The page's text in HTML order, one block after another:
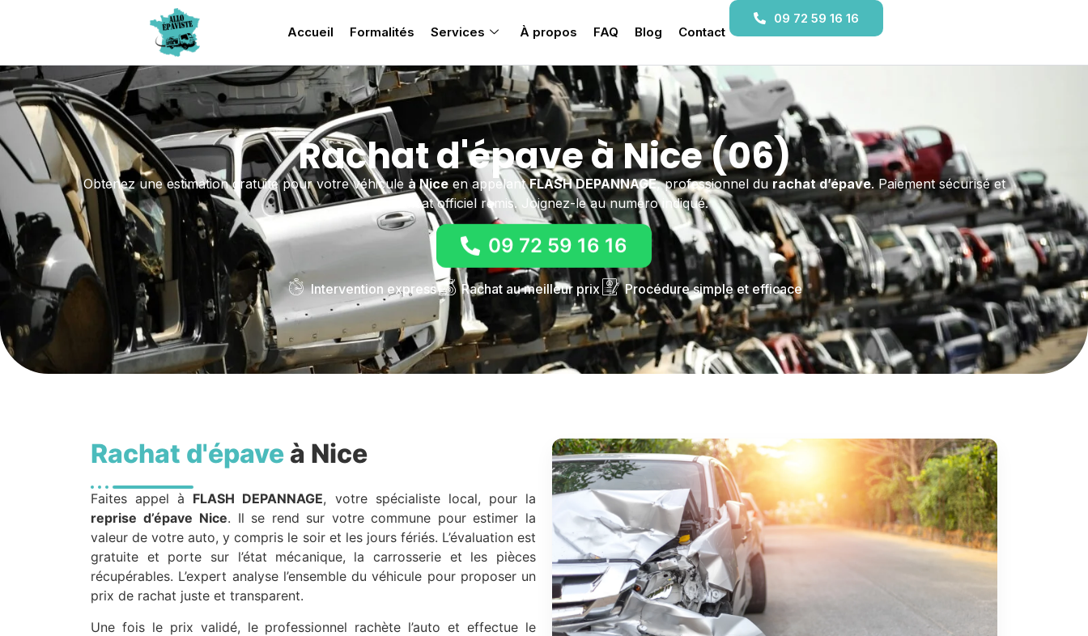
Accueil Formalités Services À propos FAQ Blog Contact
09 72 59 16 16
Rachat d'épave à Nice (06)
Obtenez une estimation gratuite pour votre véhicule à Niceen appelantFLASH DEPANNAGE, professionnel du rachat d’épave. Paiement sécurisé et
certificat officiel remis. Joignez-le au numéro indiqué.
09 72 59 16 16
Intervention express Rachat au meilleur prix Procédure simple et efficace
Rachat d'épave à Nice
Faites appel à FLASH DEPANNAGE, votre spécialiste local, pour la
reprise d’épave Nice. Il se rend sur votre commune pour estimer la
valeur de votre auto, y compris le soir et les jours fériés. L’évaluation est
gratuite et porte sur l’état mécanique, la carrosserie et les pièces
récupérables. L’expert analyse l’ensemble du véhicule pour proposer un
prix de rachat juste et transparent.
Une fois le prix validé, le professionnel rachète l’auto et effectue le